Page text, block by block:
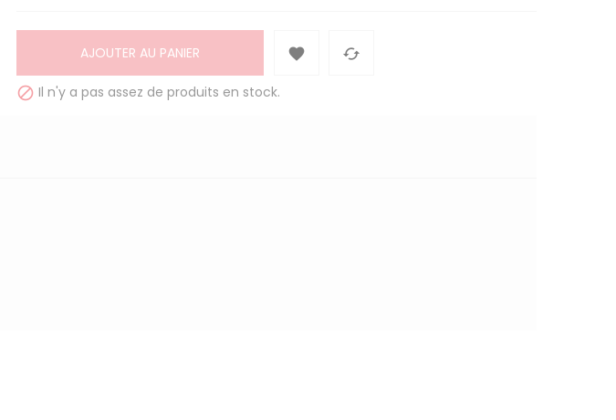
AJOUTER AU PANIER  
 Il n'y a pas assez de produits en stock.